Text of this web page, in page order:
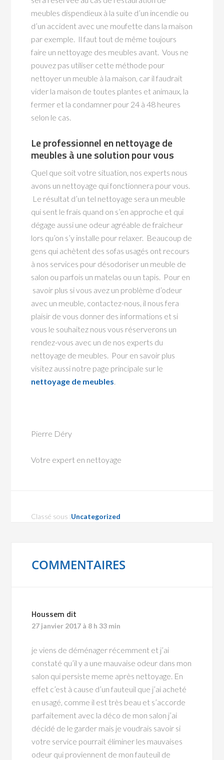
meubles dispendieux à la suite d’un incendie ou
d’un accident avec une moufette dans la maison
par exemple. Il faut tout de même toujours
faire un nettoyage des meubles avant. Vous ne
pouvez pas utiliser cette méthode pour
nettoyer un meuble à la maison, car il faudrait
vider la maison de toutes plantes et animaux, la
fermer et la condamner pour 24 à 48 heures
selon le cas.
Le professionnel en nettoyage de
meubles à une solution pour vous
Quel que soit votre situation, nos experts nous
avons un nettoyage qui fonctionnera pour vous.
Le résultat d’un tel nettoyage sera un meuble
qui sent le frais quand on s’en approche et qui
dégage aussi une odeur agréable de fraîcheur
lors qu’on s’y installe pour relaxer. Beaucoup de
gens qui achètent des sofas usagés ont recours
à nos services pour désodoriser un meuble de
salon ou parfois un matelas ou un tapis. Pour en
savoir plus si vous avez un problème d’odeur
avec un meuble, contactez-nous, il nous fera
plaisir de vous donner des informations et si
vous le souhaitez nous vous réserverons un
rendez-vous avec un de nos experts du
nettoyage de meubles. Pour en savoir plus
visitez aussi notre page principale sur le
nettoyage de meubles.
Pierre Déry
Votre expert en nettoyage
Classé sous :Uncategorized
COMMENTAIRES
Houssem dit
27 janvier 2017 à 8 h 33 min
je viens de déménager récemment et j’ai
constaté qu’il y a une mauvaise odeur dans mon
salon qui persiste meme après nettoyage. En
effet c’est à cause d’un fauteuil que j’ai acheté
en usagé, comme il est très beau et s’accorde
parfaitement avec la déco de mon salon j’ai
décidé de le garder mais je voudrais savoir si
votre service pourrait éliminer les mauvaises
odeur qui proviennent de mon fauteuil de